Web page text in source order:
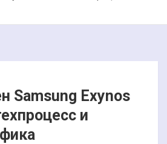
Samsung Exynos
и